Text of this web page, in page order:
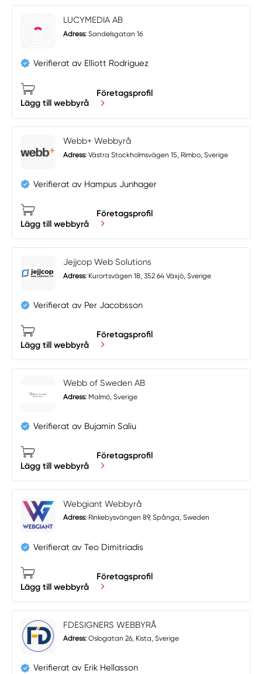
LUCYMEDIA AB
Adress: Sandelsgatan 16
Verifierat av Elliott Rodriguez
Lägg till webbyrå
Företagsprofil
Webb+ Webbyrå
Adress: Västra Stockholmsvägen 15, Rimbo, Sverige
Verifierat av Hampus Junhager
Lägg till webbyrå
Företagsprofil
Jejjcop Web Solutions
Adress: Kurortsvägen 18, 352 64 Växjö, Sverige
Verifierat av Per Jacobsson
Lägg till webbyrå
Företagsprofil
Webb of Sweden AB
Adress: Malmö, Sverige
Verifierat av Bujamin Saliu
Lägg till webbyrå
Företagsprofil
Webgiant Webbyrå
Adress: Rinkebysvängen 89, Spånga, Sweden
Verifierat av Teo Dimitriadis
Lägg till webbyrå
Företagsprofil
FDESIGNERS WEBBYRÅ
Adress: Oslogatan 26, Kista, Sverige
Verifierat av Erik Hellasson